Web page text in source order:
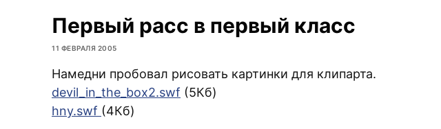
Первый расс в первый класс
11 ФЕВРАЛЯ 2005
Намедни пробовал рисовать картинки для клипарта.
devil_in_the_box2.swf (5Кб)
hny.swf (4Кб)